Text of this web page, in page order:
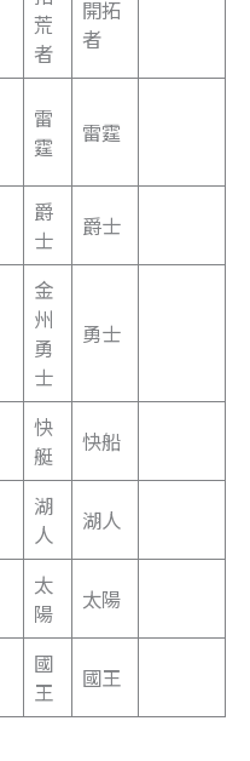
荒
者
開拓
者
雷
霆
雷霆
爵
士
爵士
金
州
勇
士
勇士
快
艇
快船
湖
人
湖人
太
陽
太陽
國
王
國王